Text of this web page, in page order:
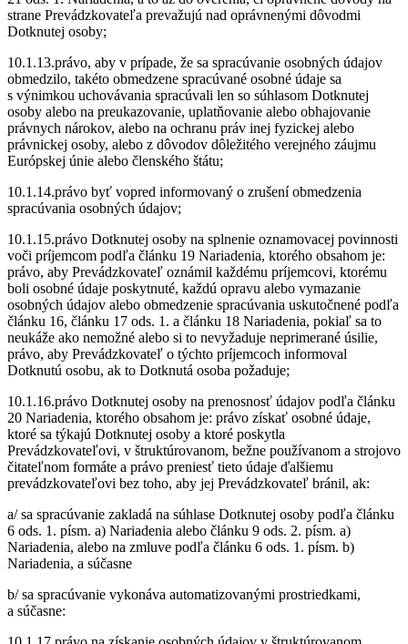
strane Prevádzkovateľa prevažujú nad oprávnenými dôvodmi
Dotknutej osoby;
10.1.13.právo, aby v prípade, že sa spracúvanie osobných údajov
obmedzilo, takéto obmedzene spracúvané osobné údaje sa
s výnimkou uchovávania spracúvali len so súhlasom Dotknutej
osoby alebo na preukazovanie, uplatňovanie alebo obhajovanie
právnych nárokov, alebo na ochranu práv inej fyzickej alebo
právnickej osoby, alebo z dôvodov dôležitého verejného záujmu
Európskej únie alebo členského štátu;
10.1.14.právo byť vopred informovaný o zrušení obmedzenia
spracúvania osobných údajov;
10.1.15.právo Dotknutej osoby na splnenie oznamovacej povinnosti
voči príjemcom podľa článku 19 Nariadenia, ktorého obsahom je:
právo, aby Prevádzkovateľ oznámil každému príjemcovi, ktorému
boli osobné údaje poskytnuté, každú opravu alebo vymazanie
osobných údajov alebo obmedzenie spracúvania uskutočnené podľa
článku 16, článku 17 ods. 1. a článku 18 Nariadenia, pokiaľ sa to
neukáže ako nemožné alebo si to nevyžaduje neprimerané úsilie,
právo, aby Prevádzkovateľ o týchto príjemcoch informoval
Dotknutú osobu, ak to Dotknutá osoba požaduje;
10.1.16.právo Dotknutej osoby na prenosnosť údajov podľa článku
20 Nariadenia, ktorého obsahom je: právo získať osobné údaje,
ktoré sa týkajú Dotknutej osoby a ktoré poskytla
Prevádzkovateľovi, v štruktúrovanom, bežne používanom a strojovo
čitateľnom formáte a právo preniesť tieto údaje ďalšiemu
prevádzkovateľovi bez toho, aby jej Prevádzkovateľ bránil, ak:
a/ sa spracúvanie zakladá na súhlase Dotknutej osoby podľa článku
6 ods. 1. písm. a) Nariadenia alebo článku 9 ods. 2. písm. a)
Nariadenia, alebo na zmluve podľa článku 6 ods. 1. písm. b)
Nariadenia, a súčasne
b/ sa spracúvanie vykonáva automatizovanými prostriedkami,
a súčasne: